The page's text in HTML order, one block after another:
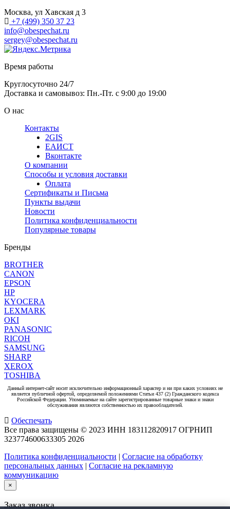
Москва, ул Хавская д 3
+7 (499) 350 37 23
info@obespechat.ru
sergey@obespechat.ru
Время работы
Круглосуточно 24/7
Доставка и самовывоз: Пн.-Пт. с 9:00 до 19:00
О нас
Контакты
2GIS
ЕАИСТ
Вконтакте
О компании
Способы и условия доставки
Оплата
Сертификаты и Письма
Пункты выдачи
Новости
Политика конфиденциальности
Популярные товары
Бренды
BROTHER
CANON
EPSON
HP
KYOCERA
LEXMARK
OKI
PANASONIC
RICOH
SAMSUNG
SHARP
XEROX
TOSHIBA
Данный интернет-сайт носит исключительно информационный характер и ни при каких условиях не
является публичной офертой, определяемой положениями Статьи 437 (2) Гражданского кодекса
Российской Федерации. Упоминаемые на сайте зарегистрированные товарные знаки и знаки
обслуживания являются собственностью их правообладателей.
Обеспечать
Все права защищены © 2023 ИНН 183112820917 ОГРНИП
323774600633305 2026
Политика конфиденциальности | Согласие на обработку
персональных данных | Согласие на рекламную
коммуникацию
×
Заказ звонка